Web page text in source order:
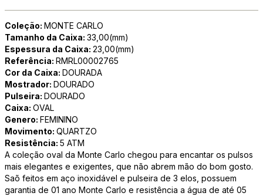
Coleção: MONTE CARLO
Tamanho da Caixa: 33,00(mm)
Espessura da Caixa: 23,00(mm)
Referência: RMRL00002765
Cor da Caixa: DOURADA
Mostrador: DOURADO
Pulseira: DOURADO
Caixa: OVAL
Genero: FEMININO
Movimento: QUARTZO
Resistência: 5 ATM
A coleção oval da Monte Carlo chegou para encantar os pulsos
mais elegantes e exigentes, que não abrem mão do bom gosto.
Saõ feitos em aço inoxidável e pulseira de 3 elos, possuem
garantia de 01 ano Monte Carlo e resistência a água de até 05